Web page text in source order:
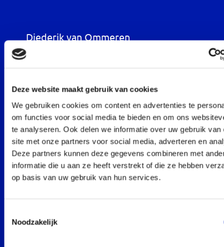
Deze website maakt gebruik van cookies
We gebruiken cookies om content en advertenties te
om functies voor social media te bieden en om ons
te analyseren. Ook delen we informatie over uw gebruik van
site met onze partners voor social media, adverteren en
Deze partners kunnen deze gegevens combineren met
informatie die u aan ze heeft verstrekt of die ze hebben
op basis van uw gebruik van hun services.
Noodzakelijk
Diederik van Ommeren
Oprichter van De Cockpit, gezagvoerder Boeing
737 (b.d.) bij KLM en instructeur voor vliegers op
waarom mensen doen zoals ze doen. En wat het
effect en/of resultaat daarvan is. Op individueel
en organisatie niveau. Dat heeft geleid tot het
volgen van een studie Psychologie en een
opleiding tot professioneel trainer/coach. De
symbiose tussen mens en machine,
simulatietechnieken en inzichten in gedrag,
hebben geleid tot een koppeling op deze
gebieden en het met veel plezier geven van
De Cockpit werkt samen met een aantal zeer